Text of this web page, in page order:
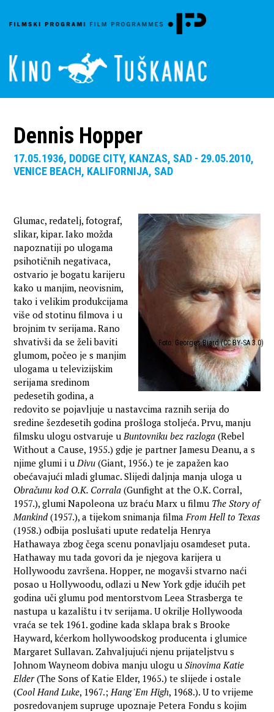
Dennis Hopper
17.05.1936, DODGE CITY, KANZAS, SAD - 29.05.2010,
VENICE BEACH, KALIFORNIJA, SAD
Foto: Georges Biard (CC BY-SA 3.0)
Glumac, redatelj, fotograf,
slikar, kipar. Iako možda
napoznatiji po ulogama
psihotičnih negativaca,
ostvario je bogatu karijeru
kako u manjim, neovisnim,
tako i velikim produkcijama
više od stotinu filmova i u
brojnim tv serijama. Rano
shvativši da se želi baviti
glumom, počeo je s manjim
ulogama u televizijskim
serijama sredinom
pedesetih godina, a
redovito se pojavljuje u nastavcima raznih serija do
sredine šezdesetih godina prošloga stoljeća. Prvu, manju
filmsku ulogu ostvaruje uBuntovniku bez razloga (Rebel
Without a Cause, 1955.) gdje je partner Jamesu Deanu, a s
njime glumi i uDivu (Giant, 1956.) te je zapažen kao
obećavajući mladi glumac. Slijedi daljnja manja uloga u
Obračunu kod O.K. Corrala (Gunfight at the O.K. Corral,
1957.), glumi Napoleona uz braću Marx u filmu The Story of
Mankind (1957.), a tijekom snimanja filmaFrom Hell to Texas
(1958.) odbija poslušati upute redatelja Henrya
Hathawaya zbog čega scenu ponavljaju osamdeset puta.
Hathaway mu tada govori da je njegova karijera u
Hollywoodu završena. Hopper, ne mogavši stvarno naći
posao u Hollywoodu, odlazi u New York gdje idućih pet
godina uči glumu pod mentorstvom Leea Strasberga te
nastupa u kazalištu i tv serijama. U okrilje Hollywooda
vraća se tek 1961. godine kada sklapa brak s Brooke
Hayward, kćerkom hollywoodskog producenta i glumice
Margaret Sullavan. Zahvaljujući njenu prijateljstvu s
Johnom Wayneom dobiva manju ulogu uSinovima Katie
Elder(The Sons of Katie Elder, 1965.) te slijede i ostale
(Cool Hand Luke, 1967.;Hang 'Em High, 1968.). U to vrijeme
posredovanjem supruge upoznaje Petera Fondu s kojim